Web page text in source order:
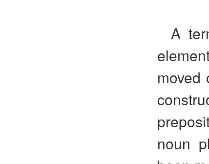
A
moved
noun